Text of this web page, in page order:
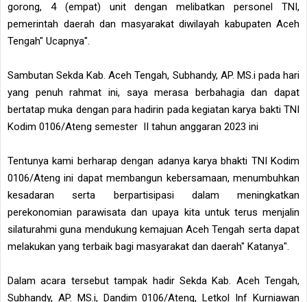
gorong, 4 (empat) unit dengan melibatkan personel TNI,
pemerintah daerah dan masyarakat diwilayah kabupaten Aceh
Tengah" Ucapnya".
Sambutan Sekda Kab. Aceh Tengah, Subhandy, AP. MS.i pada hari
yang penuh rahmat ini, saya merasa berbahagia dan dapat
bertatap muka dengan para hadirin pada kegiatan karya bakti TNI
Kodim 0106/Ateng semester II tahun anggaran 2023 ini
Tentunya kami berharap dengan adanya karya bhakti TNI Kodim
0106/Ateng ini dapat membangun kebersamaan, menumbuhkan
kesadaran serta berpartisipasi dalam meningkatkan
perekonomian parawisata dan upaya kita untuk terus menjalin
silaturahmi guna mendukung kemajuan Aceh Tengah serta dapat
melakukan yang terbaik bagi masyarakat dan daerah" Katanya".
Dalam acara tersebut tampak hadir Sekda Kab. Aceh Tengah,
Subhandy, AP. MS.i, Dandim 0106/Ateng, Letkol Inf Kurniawan